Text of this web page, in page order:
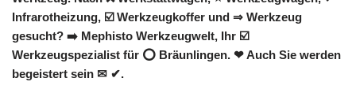
Infrarotheizung, ☑️ Werkzeugkoffer und ⇒ Werkzeug
gesucht? ➡️ Mephisto Werkzeugwelt, Ihr ☑️
Werkzeugspezialist für ⭕ Bräunlingen. ❤ Auch Sie werden
begeistert sein ✉ ✔.